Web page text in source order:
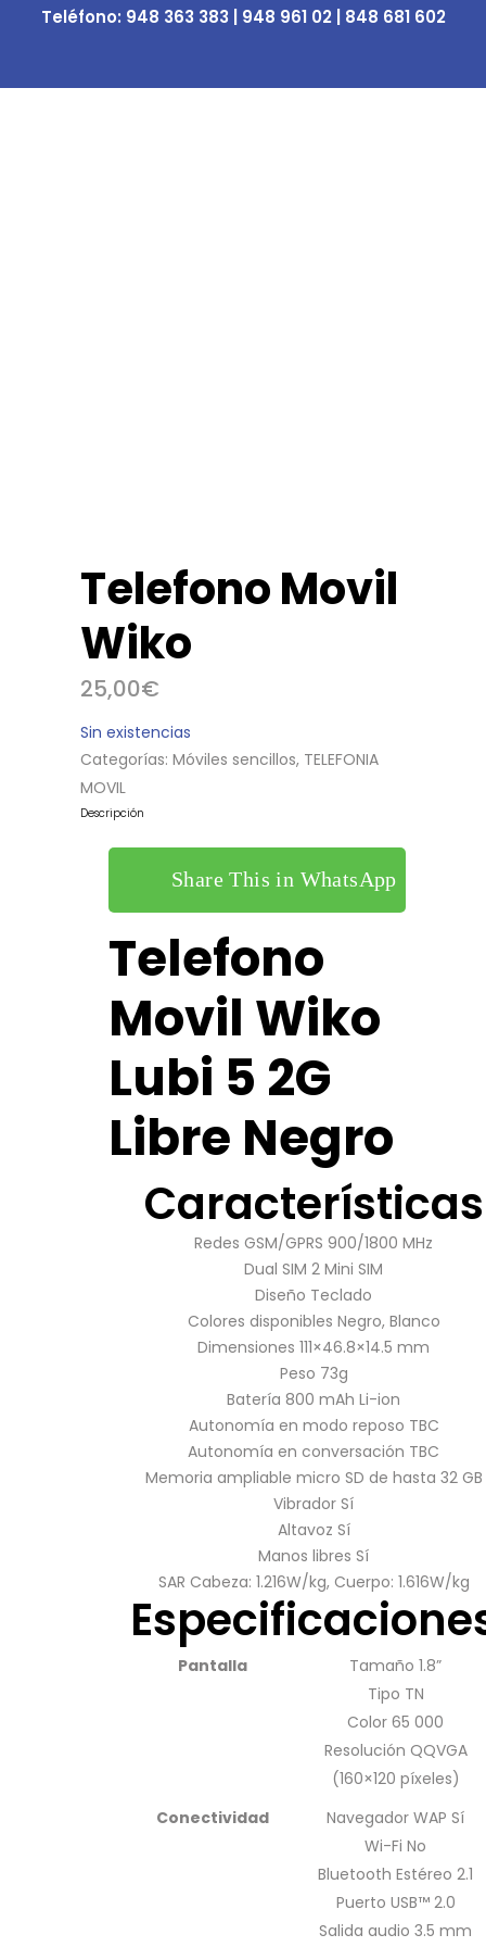
Teléfono: 948 363 383 | 948 961 02 | 848 681 602
Telefono Movil
Wiko
25,00€
Sin existencias
Categorías: Móviles sencillos, TELEFONIA
MOVIL
Descripción
Share This in WhatsApp
Telefono
Movil Wiko
Lubi 5 2G
Libre Negro
Características
Redes GSM/GPRS 900/1800 MHz
Dual SIM 2 Mini SIM
Diseño Teclado
Colores disponibles Negro, Blanco
Dimensiones 111×46.8×14.5 mm
Peso 73g
Batería 800 mAh Li-ion
Autonomía en modo reposo TBC
Autonomía en conversación TBC
Memoria ampliable micro SD de hasta 32 GB
Vibrador Sí
Altavoz Sí
Manos libres Sí
SAR Cabeza: 1.216W/kg, Cuerpo: 1.616W/kg
Pantalla
Tamaño 1.8”
Tipo TN
Color 65 000
Resolución QQVGA
(160×120 píxeles)
Conectividad
Navegador WAP Sí
Wi-Fi No
Bluetooth Estéreo 2.1
Puerto USB™ 2.0
Salida audio 3.5 mm